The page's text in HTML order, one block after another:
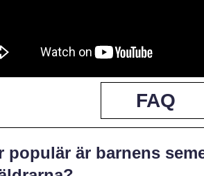
FAQ
populär är barnens